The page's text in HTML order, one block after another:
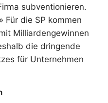
subventionieren.
Für die SP kommen
Milliardengewinnen
die dringende
für Unternehmen